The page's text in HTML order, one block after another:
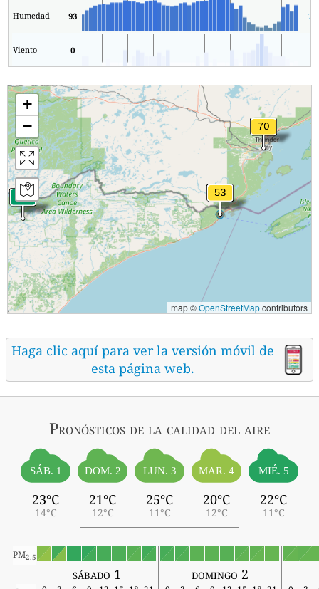
Humedad 93 75
Viento 0 0
+
−
map ©OpenStreetMapcontributors
Haga clic aquí para ver la versión móvil de
esta página web.
Pronósticos de la calidad del aire
SÁB. 1
23°C
14°C
DOM. 2
21°C
12°C
LUN. 3
25°C
11°C
MAR. 4
20°C
12°C
MIÉ. 5
22°C
11°C
PM2.5
sábado 1 domingo 2